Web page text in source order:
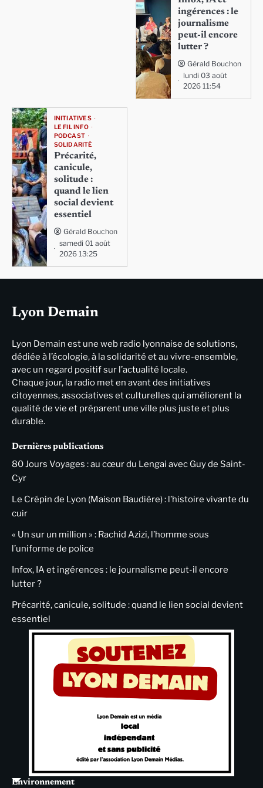
ingérences : le
journalisme
peut-il encore
lutter ?
Gérald Bouchon
lundi 03 août
2026 11:54
INITIATIVES
LE FIL INFO
PODCAST
SOLIDARITÉ
Précarité,
canicule,
solitude :
quand le lien
social devient
essentiel
Gérald Bouchon
samedi 01 août
2026 13:25
Lyon Demain
Lyon Demain est une web radio lyonnaise de solutions,
dédiée à l’écologie, à la solidarité et au vivre-ensemble,
avec un regard positif sur l’actualité locale.
Chaque jour, la radio met en avant des initiatives
citoyennes, associatives et culturelles qui améliorent la
qualité de vie et préparent une ville plus juste et plus
durable.
Dernières publications
80 Jours Voyages : au cœur du Lengai avec Guy de Saint-
Cyr
Le Crépin de Lyon (Maison Baudière) : l’histoire vivante du
cuir
« Un sur un million » : Rachid Azizi, l’homme sous
l’uniforme de police
Infox, IA et ingérences : le journalisme peut-il encore
lutter ?
Précarité, canicule, solitude : quand le lien social devient
essentiel
Environnement